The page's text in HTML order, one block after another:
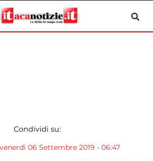
Condividi su:
venerdì 06 Settembre 2019 - 06:47